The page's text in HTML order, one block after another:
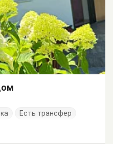
Есть трансфер